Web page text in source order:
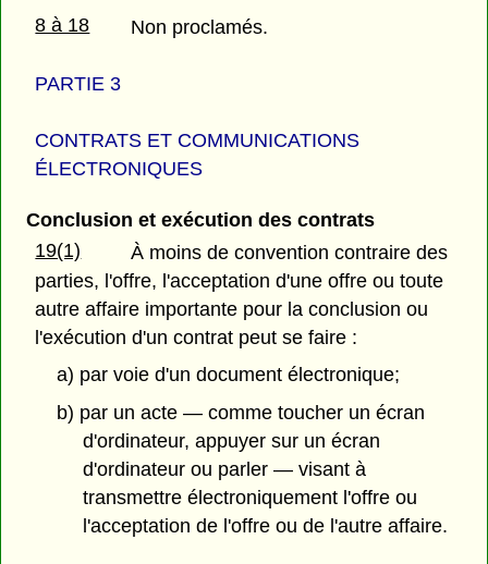
8 à 18
Non proclamés.
PARTIE 3
CONTRATS ET COMMUNICATIONS
ÉLECTRONIQUES
Conclusion et exécution des contrats
19(1)
À moins de convention contraire des
parties, l'offre, l'acceptation d'une offre ou toute
autre affaire importante pour la conclusion ou
l'exécution d'un contrat peut se faire :
a) par voie d'un document électronique;
b) par un acte — comme toucher un écran
d'ordinateur, appuyer sur un écran
d'ordinateur ou parler — visant à
transmettre électroniquement l'offre ou
l'acceptation de l'offre ou de l'autre affaire.